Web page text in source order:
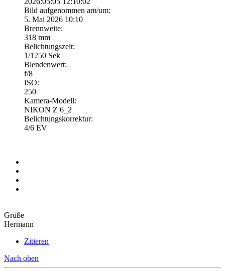
Bild aufgenommen am/um:
5. Mai 2026 10:10
Brennweite:
318 mm
Belichtungszeit:
1/1250 Sek
Blendenwert:
f/8
ISO:
250
Kamera-Modell:
NIKON Z 6_2
Belichtungskorrektur:
4/6 EV
Grüße
Hermann
Zitieren
Nach oben